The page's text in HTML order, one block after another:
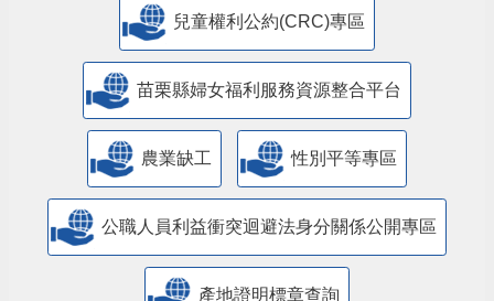
兒童權利公約(CRC)專區
苗栗縣婦女福利服務資源整合平台
農業缺工 性別平等專區
公職人員利益衝突迴避法身分關係公開專區
產地證明標章查詢